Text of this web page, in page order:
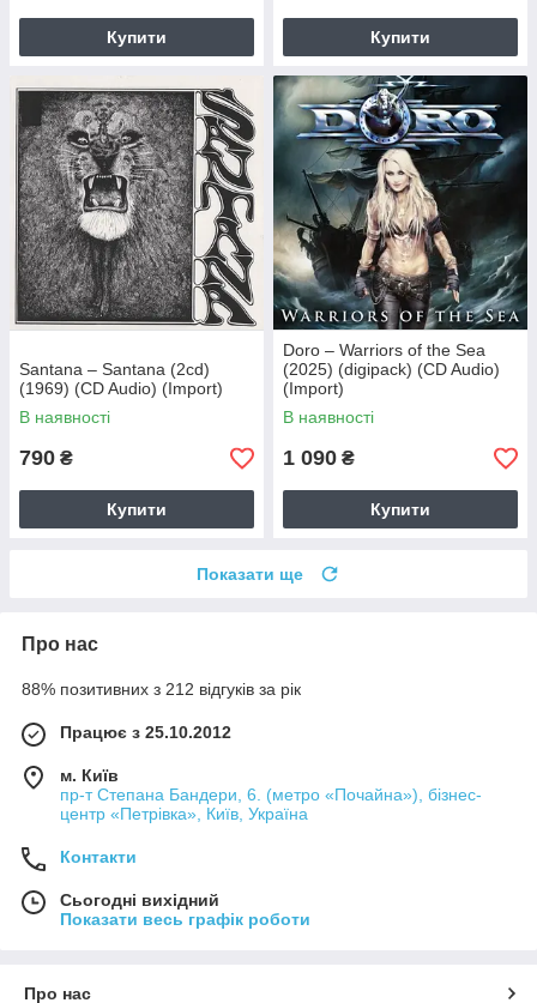
Купити Купити
Santana – Santana (2cd)
(1969) (CD Audio) (Import)
В наявності
790 ₴
Купити
Doro – Warriors of the Sea
(2025) (digipack) (CD Audio)
(Import)
В наявності
1 090 ₴
Купити
Показати ще
Про нас
88% позитивних з 212 відгуків за рік
Працює з 25.10.2012
м. Київ
пр-т Степана Бандери, 6. (метро «Почайна»), бізнес-
центр «Петрівка», Київ, Україна
Контакти
Сьогодні вихідний
Показати весь графік роботи
Про нас